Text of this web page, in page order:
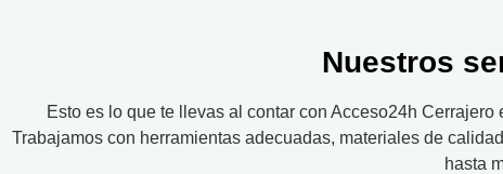
Nuestros
Esto es lo que te llevas al contar con Acceso24h
Trabajamos con herramientas adecuadas, materiales de
hasta